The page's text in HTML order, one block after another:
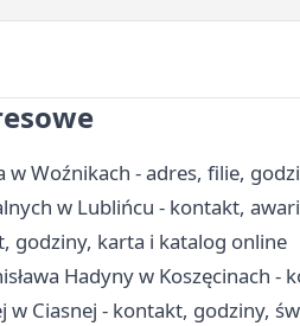
Woźnikach - adres, filie,
w Lublińcu - kontakt,
godziny, karta i katalog online
Hadyny w Koszęcinach
w Ciasnej - kontakt, godziny,